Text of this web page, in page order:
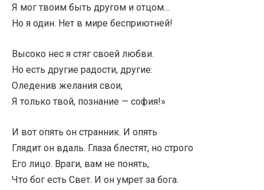
Я мог твоим быть другом и отцом…
Но я один. Нет в мире бесприютней!
Высоко нес я стяг своей любви.
Но есть другие радости, другие:
Оледенив желания свои,
Я только твой, познание — софия!»
И вот опять он странник. И опять
Глядит он вдаль. Глаза блестят, но строго
Его лицо. Враги, вам не понять,
Что бог есть Свет. И он умрет за бога.